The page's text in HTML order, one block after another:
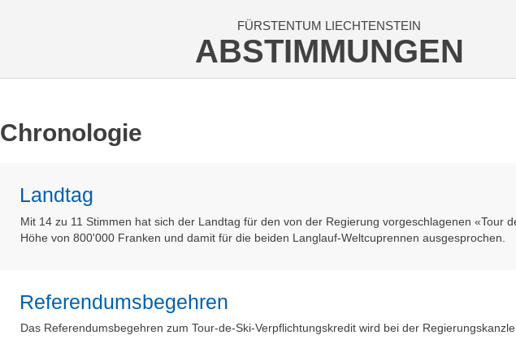
FÜRSTENTUM LIECHTENSTEIN
ABSTIMMUNGEN
Chronologie
Landtag
Mit 14 zu 11 Stimmen hat sich der Landtag für den von der Regierung vorgeschlagenen «Tour
Höhe von 800'000 Franken und damit für die beiden Langlauf-Weltcuprennen ausgesprochen.
Referendumsbegehren
Das Referendumsbegehren zum Tour-de-Ski-Verpflichtungskredit wird bei der